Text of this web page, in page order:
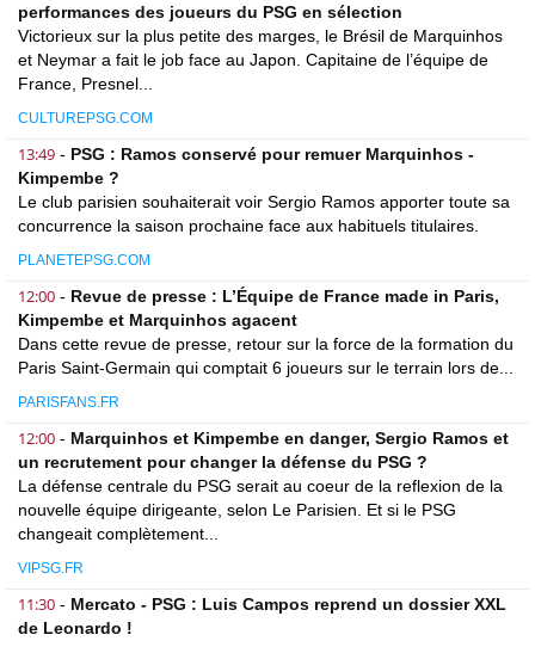
performances des joueurs du PSG en sélection
Victorieux sur la plus petite des marges, le Brésil de Marquinhos
et Neymar a fait le job face au Japon. Capitaine de l’équipe de
France, Presnel...
CULTUREPSG.COM
13:49 - PSG : Ramos conservé pour remuer Marquinhos -
Kimpembe ?
Le club parisien souhaiterait voir Sergio Ramos apporter toute sa
concurrence la saison prochaine face aux habituels titulaires.
PLANETEPSG.COM
12:00 - Revue de presse : L’Équipe de France made in Paris,
Kimpembe et Marquinhos agacent
Dans cette revue de presse, retour sur la force de la formation du
Paris Saint-Germain qui comptait 6 joueurs sur le terrain lors de...
PARISFANS.FR
12:00 - Marquinhos et Kimpembe en danger, Sergio Ramos et
un recrutement pour changer la défense du PSG ?
La défense centrale du PSG serait au coeur de la reflexion de la
nouvelle équipe dirigeante, selon Le Parisien. Et si le PSG
changeait complètement...
VIPSG.FR
11:30 - Mercato - PSG : Luis Campos reprend un dossier XXL
de Leonardo !